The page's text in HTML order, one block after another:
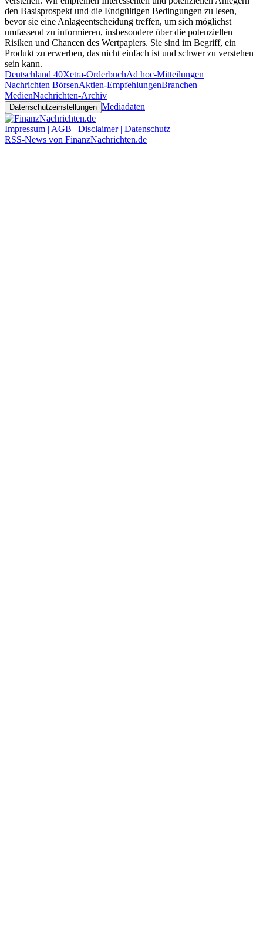
den Basisprospekt und die Endgültigen Bedingungen zu lesen,
bevor sie eine Anlageentscheidung treffen, um sich möglichst
umfassend zu informieren, insbesondere über die potenziellen
Risiken und Chancen des Wertpapiers. Sie sind im Begriff, ein
Produkt zu erwerben, das nicht einfach ist und schwer zu verstehen
sein kann.
Deutschland 40Xetra-OrderbuchAd hoc-Mitteilungen
Nachrichten BörsenAktien-EmpfehlungenBranchen
MedienNachrichten-Archiv
Datenschutzeinstellungen Mediadaten
Impressum | AGB | Disclaimer | Datenschutz
RSS-News von FinanzNachrichten.de